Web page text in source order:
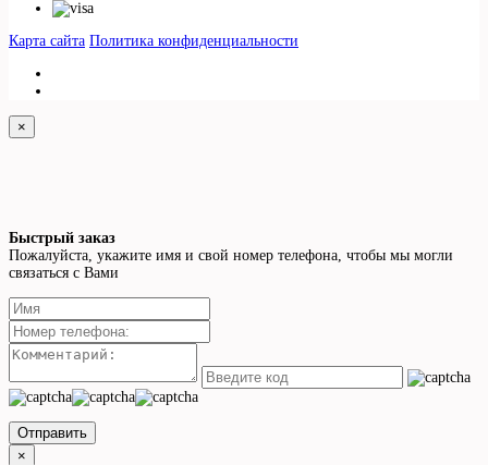
Карта сайта Политика конфиденциальности
×
Быстрый заказ
Пожалуйста, укажите имя и свой номер телефона, чтобы мы могли
связаться с Вами
Отправить
×